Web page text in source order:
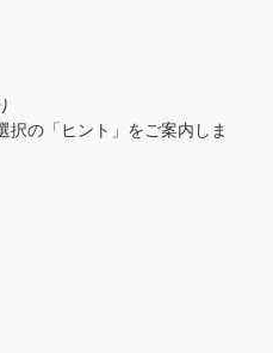
の「ヒント」をご案内しま